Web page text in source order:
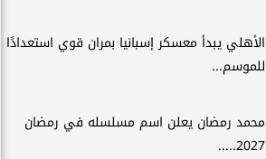
الأهلي يبدأ معسكر إسبانيا بمران قوي استعدادًا
للموسم...
محمد رمضان يعلن اسم مسلسله في رمضان
2027.....